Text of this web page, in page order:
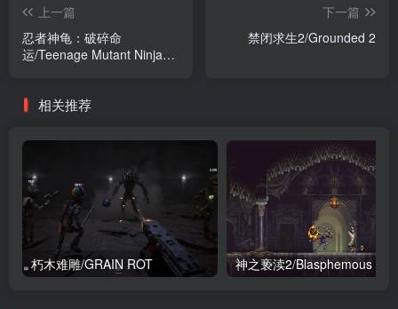
上一篇
忍者神龟：破碎命
运/Teenage Mutant Ninja
下一篇
禁闭求生2/Grounded 2
相关推荐
朽木难雕/GRAIN ROT 神之亵渎2/Blasphemous 2